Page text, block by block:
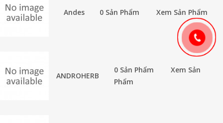
Andes 0 Sản Phẩm Xem Sản Phẩm
ANDROHERB
0 Sản Phẩm
Xem Sản
Phẩm